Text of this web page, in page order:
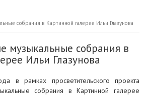
собрания в Картинной галерее Ильи Глазунова
музыкальные собрания в
Ильи Глазунова
в рамках просветительского проекта
собрания в Картинной галерее